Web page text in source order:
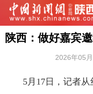
陕西：做好嘉宾
2026年05
5月17日，记者从